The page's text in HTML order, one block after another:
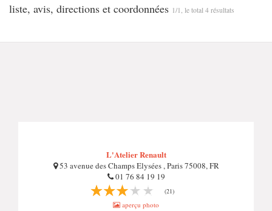
liste, avis, directions et coordonnées 1/1, le total 4 résultats
L'Atelier Renault
53 avenue des Champs Elysées , Paris 75008, FR
01 76 84 19 19
(21)
aperçu photo